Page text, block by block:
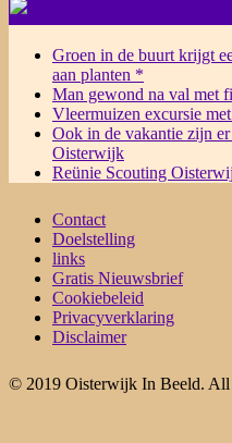
Groen in de buurt krijgt
aan planten *
Man gewond na val met
Vleermuizen excursie
Ook in de vakantie zijn
Oisterwijk
Reünie Scouting
Contact
Doelstelling
links
Gratis Nieuwsbrief
Cookiebeleid
Privacyverklaring
Disclaimer
© 2019 Oisterwijk In Beeld. All